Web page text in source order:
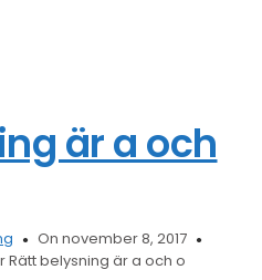
är a och
On november 8, 2017
Rätt belysning är a och o